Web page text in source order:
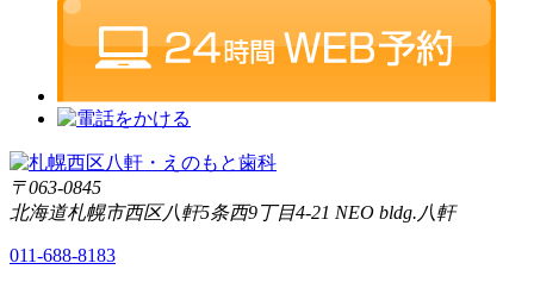
〒063-0845
北海道札幌市西区八軒5条西9丁目4-21 NEO bldg.八軒
011-688-8183